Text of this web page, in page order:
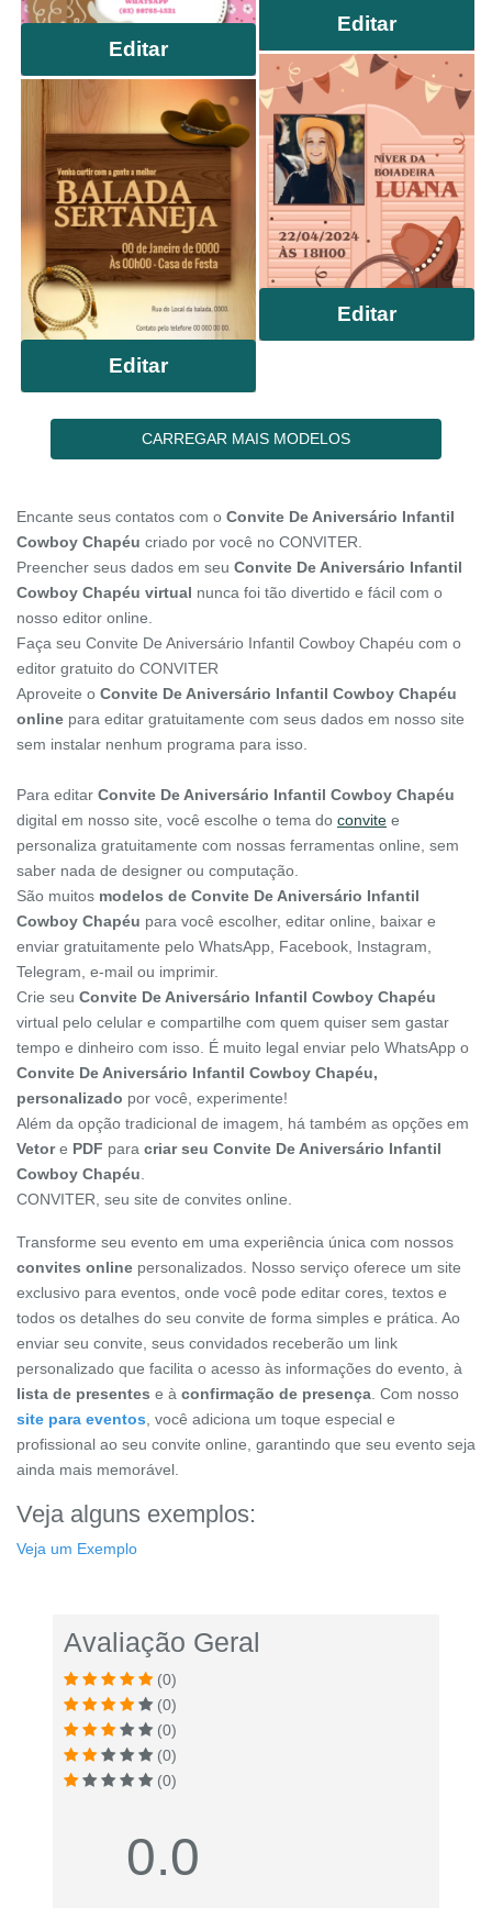
Editar
Editar
Editar
Editar
CARREGAR MAIS MODELOS
Encante seus contatos com o Convite De Aniversário Infantil
Cowboy Chapéu criado por você no CONVITER.
Preencher seus dados em seu Convite De Aniversário Infantil
Cowboy Chapéu virtual nunca foi tão divertido e fácil com o
nosso editor online.
Faça seu Convite De Aniversário Infantil Cowboy Chapéu com o
editor gratuito do CONVITER
Aproveite o Convite De Aniversário Infantil Cowboy Chapéu
online para editar gratuitamente com seus dados em nosso site
sem instalar nenhum programa para isso.
Para editar Convite De Aniversário Infantil Cowboy Chapéu
digital em nosso site, você escolhe o tema do convite e
personaliza gratuitamente com nossas ferramentas online, sem
saber nada de designer ou computação.
São muitos modelos de Convite De Aniversário Infantil
Cowboy Chapéu para você escolher, editar online, baixar e
enviar gratuitamente pelo WhatsApp, Facebook, Instagram,
Telegram, e-mail ou imprimir.
Crie seu Convite De Aniversário Infantil Cowboy Chapéu
virtual pelo celular e compartilhe com quem quiser sem gastar
tempo e dinheiro com isso. É muito legal enviar pelo WhatsApp o
Convite De Aniversário Infantil Cowboy Chapéu,
personalizado por você, experimente!
Além da opção tradicional de imagem, há também as opções em
Vetore PDF para criar seu Convite De Aniversário Infantil
Cowboy Chapéu
CONVITER, seu site de convites online.
Transforme seu evento em uma experiência única com nossos
convites online personalizados. Nosso serviço oferece um site
exclusivo para eventos, onde você pode editar cores, textos e
todos os detalhes do seu convite de forma simples e prática. Ao
enviar seu convite, seus convidados receberão um link
personalizado que facilita o acesso às informações do evento, à
lista de presentes e à confirmação de presença . Com nosso
site para eventos , você adiciona um toque especial e
profissional ao seu convite online, garantindo que seu evento seja
ainda mais memorável.
Veja alguns exemplos:
Veja um Exemplo
Avaliação Geral
(0)
(0)
(0)
(0)
(0)
0.0